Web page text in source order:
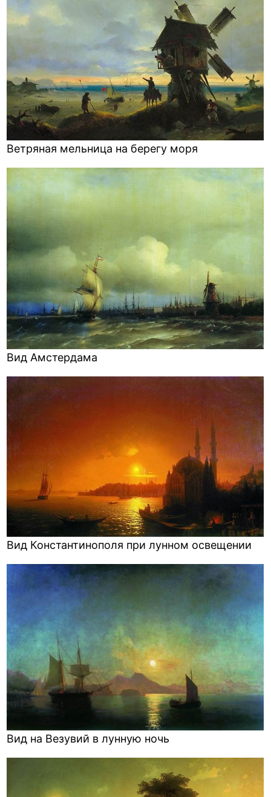
Ветряная мельница на берегу моря
Вид Амстердама
Вид Константинополя при лунном освещении
Вид на Везувий в лунную ночь